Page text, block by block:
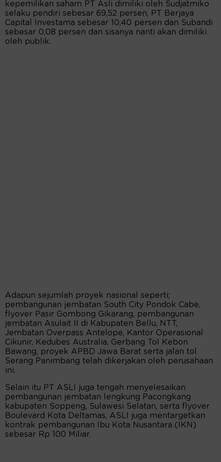
kepemilikan saham PT Asli dimiliki oleh Sudjatmiko
selaku pendiri sebesar 69,52 persen, PT Berjaya
Capital Investama sebesar 10,40 persen dan Subandi
sebesar 0,08 persen dan sisanya nanti akan dimiliki
oleh publik.
Adapun sejumlah proyek nasional seperti;
pembangunan jembatan South City Pondok Cabe,
flyover Pasir Gombong Gikarang, pembangunan
jembatan Asulait II di Kabupaten Bellu, NTT,
Jembatan Overpass Antelope, Kantor Operasional
Cikunir, Kedubes Australia, Gerbang Tol Kebon
Bawang, proyek APBD Jawa Barat serta jalan tol
Serang Panimbang telah dikerjakan oleh perusahaan
ini.
Selain itu PT ASLI juga tengah menyelesaikan
pembangunan jembatan lengkung Pacongkang
kabupaten Soppeng, Sulawesi Selatan, serta flyover
Boulevard Kota Deltamas, ASLI juga mentargetkan
kontrak pembangunan Ibu Kota Nusantara (IKN)
sebesar Rp 100 Miliar.